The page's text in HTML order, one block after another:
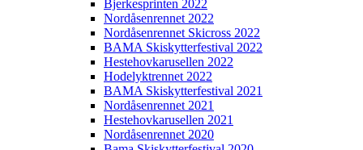
Bjerkesprinten 2022
Nordåsenrennet 2022
Nordåsenrennet Skicross 2022
BAMA Skiskytterfestival 2022
Hestehovkarusellen 2022
Hodelyktrennet 2022
BAMA Skiskytterfestival 2021
Nordåsenrennet 2021
Hestehovkarusellen 2021
Nordåsenrennet 2020